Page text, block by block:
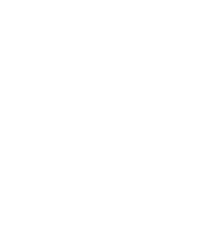
たいという方におす
ンは、家族や複数人
ています。
ぶ
でなく、購入後の維